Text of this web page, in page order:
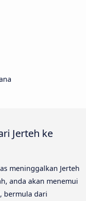
Jerteh ke
meninggalkan Jerteh
anda akan menemui
bermula dari